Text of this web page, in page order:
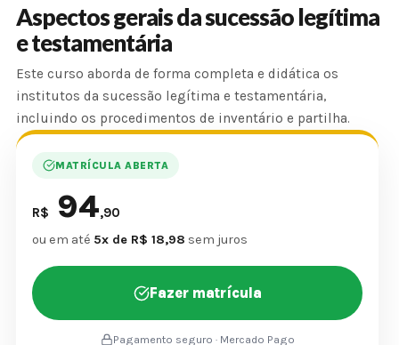
Aspectos gerais da sucessão legítima
e testamentária
Este curso aborda de forma completa e didática os
institutos da sucessão legítima e testamentária,
incluindo os procedimentos de inventário e partilha.
MATRÍCULA ABERTA
R$ 94,90
ou em até 5x de R$ 18,98 sem juros
Fazer matrícula
Pagamento seguro · Mercado Pago